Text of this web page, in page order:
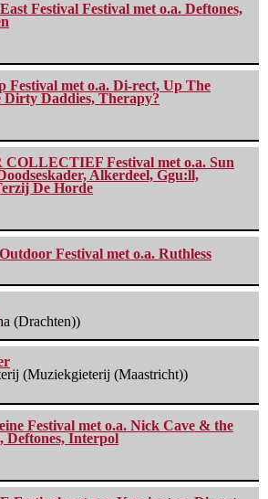
Festival Festival met o.a. Deftones,
Festival met o.a. Di-rect, Up The
Dirty Daddies, Therapy?
Festival met o.a. Sun
Alkerdeel, Ggu:ll,
De Horde
Festival met o.a. Ruthless
(Drachten))
(Muziekgieterij (Maastricht))
Festival met o.a. Nick Cave & the
Deftones, Interpol